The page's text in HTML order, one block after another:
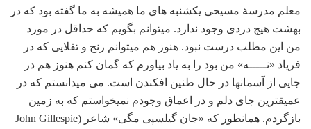
معلم مدرسۀ مسیحی یکشنبه‏ های ما همیشه به ما گفته بود که در
بهشت هیچ دردی وجود ندارد. می‏توانم بگویم که حداقل در مورد
من این مطلب درست نبود. هنوز هم می‏توانم رنج و تقلایی که در
فریاد «نـــــه» من بود را به یاد بیاورم که گمان کنم هنوز هم در
جایی از آسمانها در حال طنین افکندن است. می می‏دانستم که در
عمیق‏ترین جای دلم و در اعماق وجودم نمی‏خواستم که به زمین
بازگردم. همانطور که «جان گیلسپی مگی» شاعر (John Gillespie